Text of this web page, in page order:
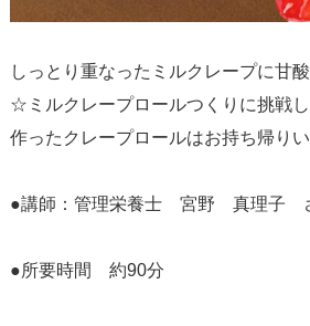
しっとり重なったミルクレープに甘
☆ミルクレープロールつくりに挑戦し
作ったクレープロールはお持ち帰りい
●講師：管理栄養士 宮野 真理子
●所要時間 約90分